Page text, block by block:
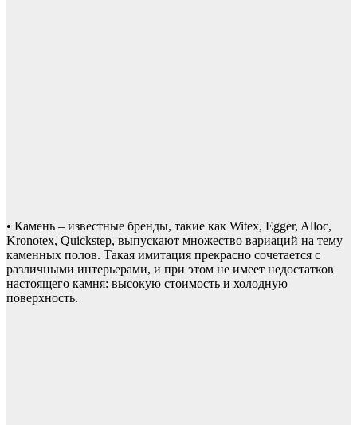
• Камень – известные бренды, такие как Witex, Egger, Alloc,
Kronotex, Quickstep, выпускают множество вариаций на тему
каменных полов. Такая имитация прекрасно сочетается с
различными интерьерами, и при этом не имеет недостатков
настоящего камня: высокую стоимость и холодную
поверхность.